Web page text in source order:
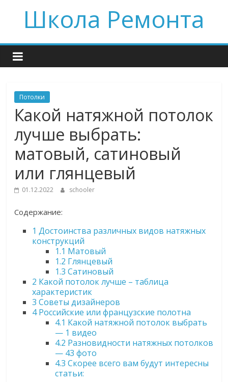
contentШкола Ремонта
Потолки
Какой натяжной потолок
лучше выбрать:
матовый, сатиновый
или глянцевый
01.12.2022 schooler
Содержание:
1 Достоинства различных видов натяжных
конструкций
1.1 Матовый
1.2 Глянцевый
1.3 Сатиновый
2 Какой потолок лучше – таблица
характеристик
3 Советы дизайнеров
4Российские или французские полотна
4.1 Какой натяжной потолок выбрать
— 1 видео
4.2 Разновидности натяжных потолков
— 43 фото
4.3 Скорее всего вам будут интересны
статьи: